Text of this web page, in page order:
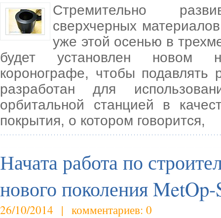
Стремительно
сверхчерных
уже этой осенью в
будет установлен новом
коронографе, чтобы подавлять
разработан для
орбитальной станцией в
покрытия, о котором говорится,
Начата работа по
нового поколения
26/10/2014 | комментариев: 0